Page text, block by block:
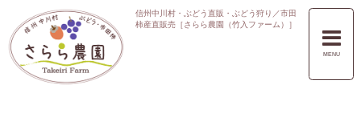
信州中川村・ぶどう直販・ぶどう狩り／市田
柿産直販売［さらら農園（竹入ファーム）］
MENU